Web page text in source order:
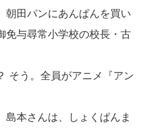
朝田パンにあんぱんを買い
免与尋常小学校の校長・古
そう。全員がアニメ『アン
本さんは、しょくぱんま